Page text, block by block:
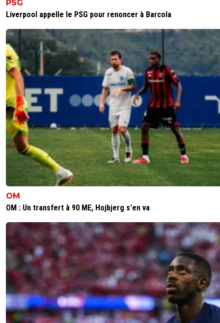
PSG
Liverpool appelle le PSG pour renoncer à Barcola
OM
OM : Un transfert à 90 ME, Hojbjerg s'en va